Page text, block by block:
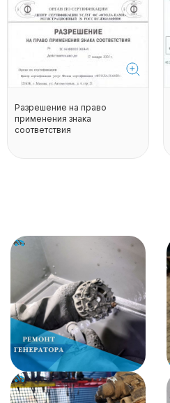
Разрешение на право
применения знака
соответствия